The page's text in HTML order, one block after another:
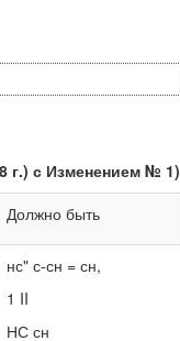
г.) с Изменением № 1)
Должно быть
нс" с-сн = сн,
1 II
НС сн